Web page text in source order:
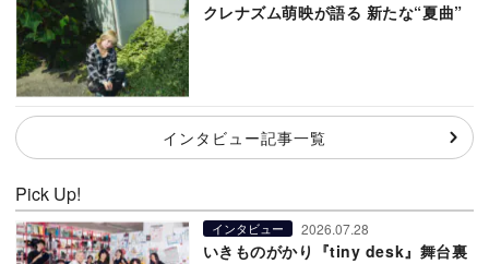
クレナズム萌映が語る 新たな“夏曲”
インタビュー記事一覧
Pick Up!
インタビュー 2026.07.28
いきものがかり『tiny desk』舞台裏